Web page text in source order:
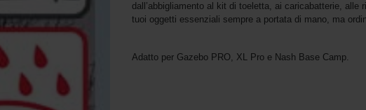
dall’abbigliamento al kit di toeletta, ai caricabatterie,
tuoi oggetti essenziali sempre a portata di mano, ma
Adatto per Gazebo PRO, XL Pro e Nash Base Camp.